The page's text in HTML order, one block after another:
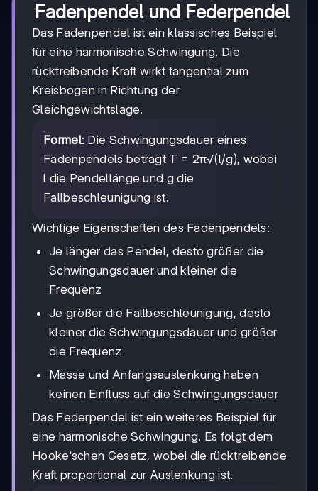
Fadenpendel und Federpendel
Das Fadenpendel ist ein klassisches Beispiel
für eine harmonische Schwingung. Die
rücktreibende Kraft wirkt tangential zum
Kreisbogen in Richtung der
Gleichgewichtslage.
Formel: Die Schwingungsdauer eines
Fadenpendels beträgt T = 2π√(l/g), wobei
l die Pendellänge und g die
Fallbeschleunigung ist.
Wichtige Eigenschaften des Fadenpendels:
Je länger das Pendel, desto größer die
Schwingungsdauer und kleiner die
Frequenz
Je größer die Fallbeschleunigung, desto
kleiner die Schwingungsdauer und größer
die Frequenz
Masse und Anfangsauslenkung haben
keinen Einfluss auf die Schwingungsdauer
Das Federpendel ist ein weiteres Beispiel für
eine harmonische Schwingung. Es folgt dem
Hooke'schen Gesetz, wobei die rücktreibende
Kraft proportional zur Auslenkung ist.